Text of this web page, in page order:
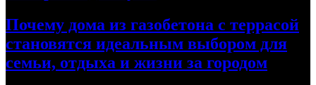
Почему дома из газобетона с террасой
становятся идеальным выбором для
семьи, отдыха и жизни за городом